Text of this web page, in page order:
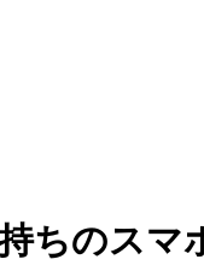
ちのスマ